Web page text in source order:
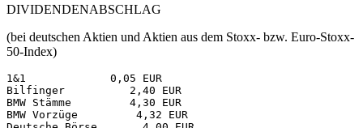
DIVIDENDENABSCHLAG
(bei deutschen Aktien und Aktien aus dem Stoxx- bzw. Euro-Stoxx-
50-Index)
1&1             0,05 EUR
Bilfinger          2,40 EUR
BMW Stämme         4,30 EUR
BMW Vorzüge         4,32 EUR